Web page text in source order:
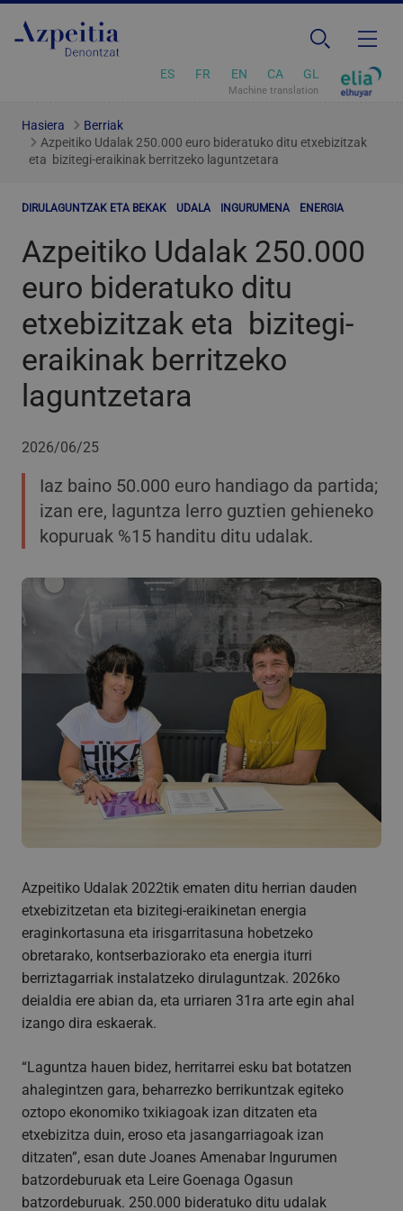
ES FR EN CA GL
Machine translation
Hasiera
Berriak
Azpeitiko Udalak 250.000 euro bideratuko ditu etxebizitzak
eta bizitegi-eraikinak berritzeko laguntzetara
DIRULAGUNTZAK ETA BEKAK UDALA INGURUMENA ENERGIA
Azpeitiko Udalak 250.000
euro bideratuko ditu
etxebizitzak eta bizitegi-
eraikinak berritzeko
laguntzetara
2026/06/25
Iaz baino 50.000 euro handiago da partida;
izan ere, laguntza lerro guztien gehieneko
kopuruak %15 handitu ditu udalak.
Azpeitiko Udalak 2022tik ematen ditu herrian dauden
etxebizitzetan eta bizitegi-eraikinetan energia
eraginkortasuna eta irisgarritasuna hobetzeko
obretarako, kontserbaziorako eta energia iturri
berriztagarriak instalatzeko dirulaguntzak. 2026ko
deialdia ere abian da, eta urriaren 31ra arte egin ahal
izango dira eskaerak.
“Laguntza hauen bidez, herritarrei esku bat botatzen
ahalegintzen gara, beharrezko berrikuntzak egiteko
oztopo ekonomiko txikiagoak izan ditzaten eta
etxebizitza duin, eroso eta jasangarriagoak izan
ditzaten”, esan dute Joanes Amenabar Ingurumen
batzordeburuak eta Leire Goenaga Ogasun
batzordeburuak. 250.000 bideratuko ditu udalak